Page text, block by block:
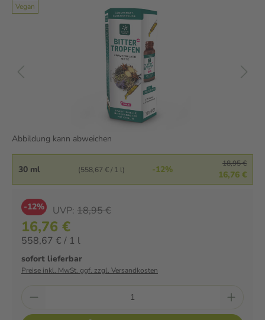
Vegan
Abbildung kann abweichen
30 ml (558,67 € / 1 l) -12%
18,95 €
16,76 €
-12% UVP: 18,95 €
16,76 €
558,67 € / 1 l
sofort lieferbar
Preise inkl. MwSt. ggf. zzgl. Versandkosten